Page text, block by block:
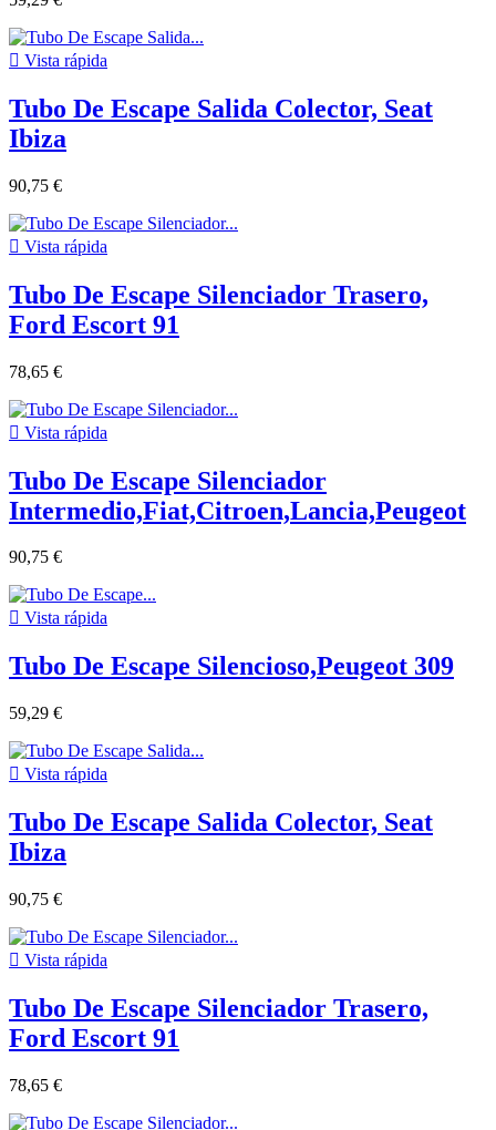
 Vista rápida
Tubo De Escape Salida Colector, Seat
Ibiza
90,75 €
 Vista rápida
Tubo De Escape Silenciador Trasero,
Ford Escort 91
78,65 €
 Vista rápida
Tubo De Escape Silenciador
Intermedio,Fiat,Citroen,Lancia,Peugeot
90,75 €
 Vista rápida
Tubo De Escape Silencioso,Peugeot 309
59,29 €
 Vista rápida
Tubo De Escape Salida Colector, Seat
Ibiza
90,75 €
 Vista rápida
Tubo De Escape Silenciador Trasero,
Ford Escort 91
78,65 €